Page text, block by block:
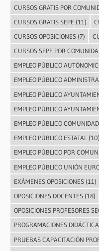
CURSOS GRATIS POR
CURSOS GRATIS SEPE (11)
CURSOS OPOSICIONES(7)
CURSOS SEPE POR
EMPLEO PÚBLICO
EMPLEO PÚBLICO
EMPLEO PÚBLICO
EMPLEO PÚBLICO
EMPLEO PÚBLICO
EMPLEO PÚBLICO ESTATAL(10)
EMPLEO PÚBLICO POR
EMPLEO PÚBLICO UNIÓN
EXÁMENES OPOSICIONES(11)
OPOSICIONES DOCENTES(18)
OPOSICIONES PROFESORES
PROGRAMACIONES
PRUEBAS CAPACITACIÓN